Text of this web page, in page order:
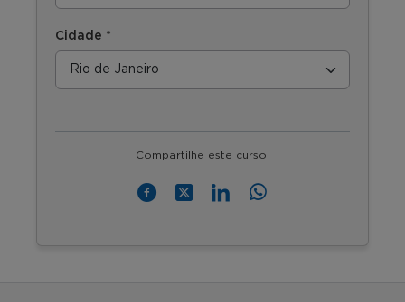
Cidade *
Compartilhe este curso: